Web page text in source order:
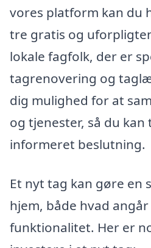
vores platform kan du
tre gratis og
lokale fagfolk, der er
tagrenovering og
dig mulighed for at
og tjenester, så du
informeret beslutning.
Et nyt tag kan gøre en
hjem, både hvad
funktionalitet. Her er